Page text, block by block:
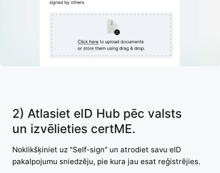
2) Atlasiet eID Hub pēc valsts
un izvēlieties certME.
Noklikšķiniet uz "Self-sign" un atrodiet savu eID
pakalpojumu sniedzēju, pie kura jau esat reģistrējies.